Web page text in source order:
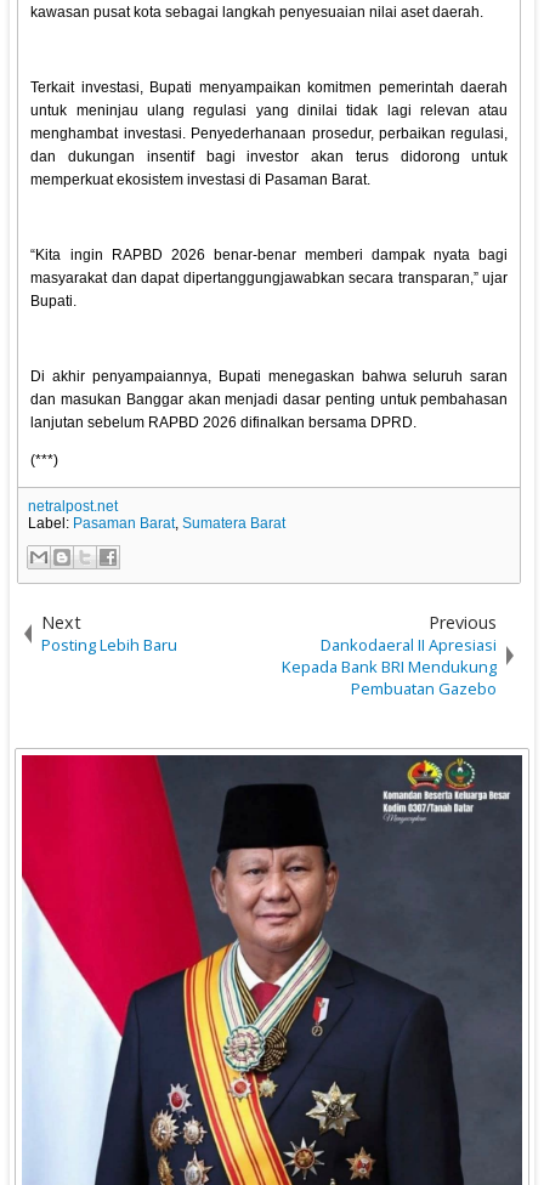
kawasan pusat kota sebagai langkah penyesuaian nilai aset daerah.
Terkait investasi, Bupati menyampaikan komitmen pemerintah daerah
untuk meninjau ulang regulasi yang dinilai tidak lagi relevan atau
menghambat investasi. Penyederhanaan prosedur, perbaikan regulasi,
dan dukungan insentif bagi investor akan terus didorong untuk
memperkuat ekosistem investasi di Pasaman Barat.
“Kita ingin RAPBD 2026 benar-benar memberi dampak nyata bagi
masyarakat dan dapat dipertanggungjawabkan secara transparan,” ujar
Bupati.
Di akhir penyampaiannya, Bupati menegaskan bahwa seluruh saran
dan masukan Banggar akan menjadi dasar penting untuk pembahasan
lanjutan sebelum RAPBD 2026 difinalkan bersama DPRD.
(***)
netralpost.net
Label: Pasaman Barat,Sumatera Barat
Next
Posting Lebih Baru
Previous
Dankodaeral II Apresiasi
Kepada Bank BRI Mendukung
Pembuatan Gazebo